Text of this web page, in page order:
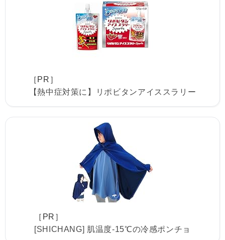
［PR］
【熱中症対策に】リポビタンアイススラリー
［PR］
[SHICHANG] 肌温度-15℃の冷感ポンチョ